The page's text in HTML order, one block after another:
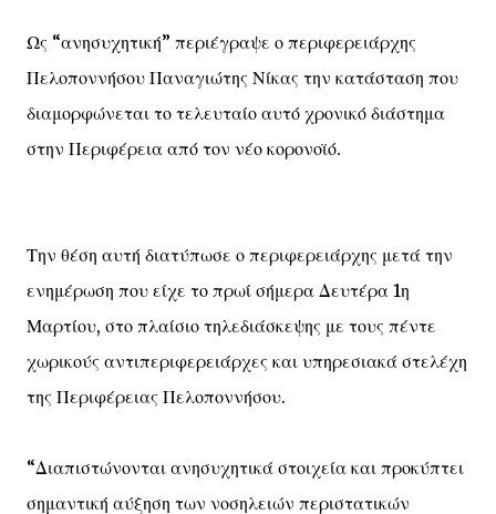
Ως “ανησυχητική” περιέγραψε ο περιφερειάρχης
Πελοποννήσου Παναγιώτης Νίκας την κατάσταση που
διαμορφώνεται το τελευταίο αυτό χρονικό διάστημα
στην Περιφέρεια από τον νέο κορονοϊό.
Την θέση αυτή διατύπωσε ο περιφερειάρχης μετά την
ενημέρωση που είχε το πρωί σήμερα Δευτέρα 1η
Μαρτίου, στο πλαίσιο τηλεδιάσκεψης με τους πέντε
χωρικούς αντιπεριφερειάρχες και υπηρεσιακά στελέχη
της Περιφέρειας Πελοποννήσου.
“Διαπιστώνονται ανησυχητικά στοιχεία και προκύπτει
σημαντική αύξηση των νοσηλειών περιστατικών